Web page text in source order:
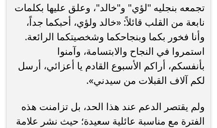
تجمعه بنجليه "لؤي" و"خالد"، وعلق عليها بكلمات
نابعة من القلب قائلاً: «خالد ولؤي، أحبكما جداً،
وأنا فخور بكما وبنجاحكما وشخصيتكما الرائعة.
استمروا في النجاح والابتسامة، وآمنوا
بأنفسكم، أراكم الأسبوع القادم يا أعزائي، أرسل
لكم آلاف القبلات من سيدني».
ولم يقتصر الدعم عند هذا الحد، بل تزامنت هذه
الفترة مع مناسبة عائلية سعيدة؛ حيث نشر علامة